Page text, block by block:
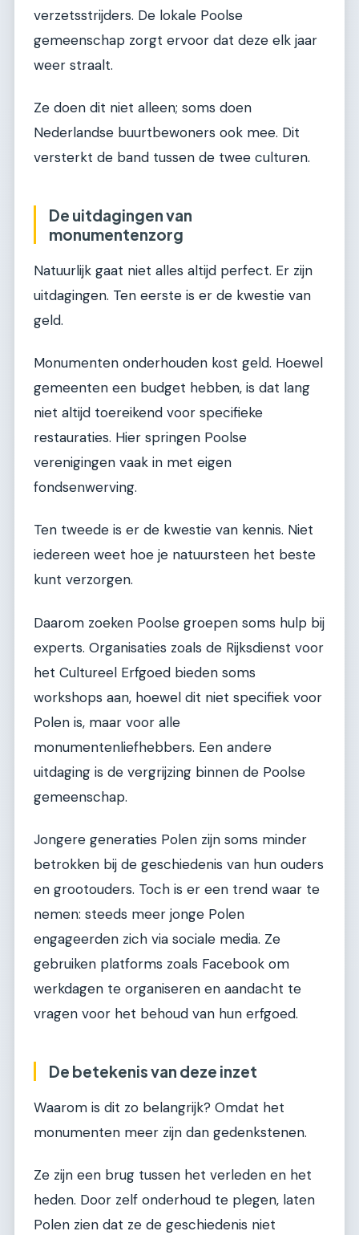
verzetsstrijders. De lokale Poolse
gemeenschap zorgt ervoor dat deze elk jaar
weer straalt.
Ze doen dit niet alleen; soms doen
Nederlandse buurtbewoners ook mee. Dit
versterkt de band tussen de twee culturen.
De uitdagingen van
monumentenzorg
Natuurlijk gaat niet alles altijd perfect. Er zijn
uitdagingen. Ten eerste is er de kwestie van
geld.
Monumenten onderhouden kost geld. Hoewel
gemeenten een budget hebben, is dat lang
niet altijd toereikend voor specifieke
restauraties. Hier springen Poolse
verenigingen vaak in met eigen
fondsenwerving.
Ten tweede is er de kwestie van kennis. Niet
iedereen weet hoe je natuursteen het beste
kunt verzorgen.
Daarom zoeken Poolse groepen soms hulp bij
experts. Organisaties zoals de Rijksdienst voor
het Cultureel Erfgoed bieden soms
workshops aan, hoewel dit niet specifiek voor
Polen is, maar voor alle
monumentenliefhebbers. Een andere
uitdaging is de vergrijzing binnen de Poolse
gemeenschap.
Jongere generaties Polen zijn soms minder
betrokken bij de geschiedenis van hun ouders
en grootouders. Toch is er een trend waar te
nemen: steeds meer jonge Polen
engageerden zich via sociale media. Ze
gebruiken platforms zoals Facebook om
werkdagen te organiseren en aandacht te
vragen voor het behoud van hun erfgoed.
De betekenis van deze inzet
Waarom is dit zo belangrijk? Omdat het
monumenten meer zijn dan gedenkstenen.
Ze zijn een brug tussen het verleden en het
heden. Door zelf onderhoud te plegen, laten
Polen zien dat ze de geschiedenis niet